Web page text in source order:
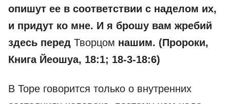
опишут ее в соответствии с наделом их,
и придут ко мне. И я брошу вам жребий
здесь перед Творцом нашим. (Пророки,
Книга Йеошуа, 18:1; 18-3-18:6)
В Торе говорится только о внутренних